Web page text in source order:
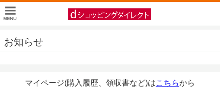
お知らせ
マイページ(購入履歴、領収書など)はこちらから